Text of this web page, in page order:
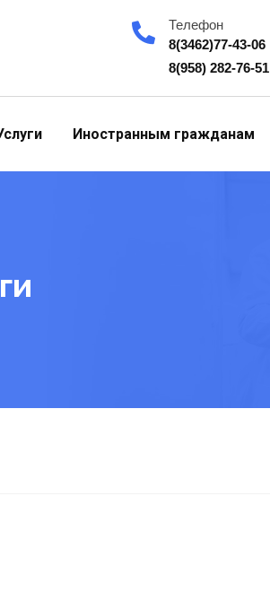
Телефон
8(3462)77-43-06
8(958) 282-76-51
Иностранным гражданам